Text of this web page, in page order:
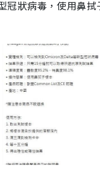
冠狀病毒，使用鼻拭